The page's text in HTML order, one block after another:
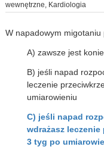
wewnętrzne, Kardiologia
W napadowym migotaniu
A) zawsze jest
B) jeśli napad
leczenie
umiarowieniu
C) jeśli napad
wdrażasz
3 tyg po